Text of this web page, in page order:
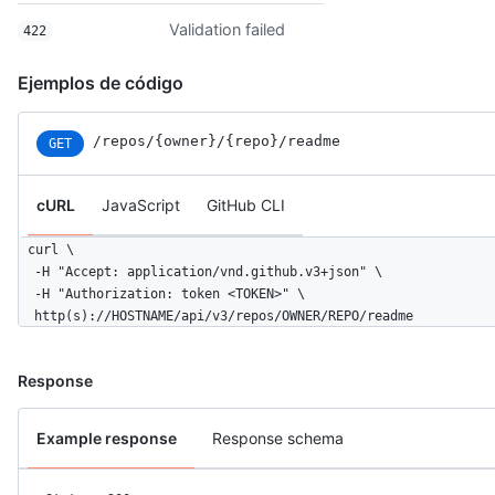
422 Validation failed
Ejemplos de código
GET /repos /{owner} /{repo} /readme
cURL JavaScript GitHub CLI
curl \
  -H "Accept: application/vnd.github.v3+json" \
  -H "Authorization: token <TOKEN>" \
  http(s)://HOSTNAME/api/v3/repos/OWNER/REPO/readme
Response
Example response Response schema